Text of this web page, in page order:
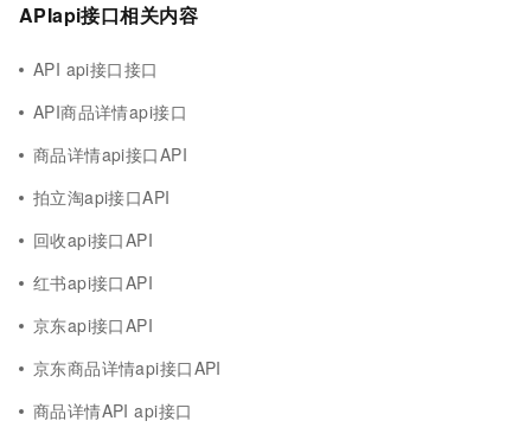
APIapi接口相关内容
API api接口接口
API商品详情api接口
商品详情api接口API
拍立淘api接口API
回收api接口API
红书api接口API
京东api接口API
京东商品详情api接口API
商品详情API api接口